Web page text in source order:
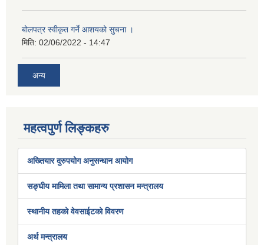
बोलपत्र स्वीकृत गर्ने आशयको सुचना ।
मिति: 02/06/2022 - 14:47
अन्य
महत्वपुर्ण लिङ्कहरु
अख्तियार दुरुपयोग अनुसन्धान आयोग
सङ्घीय मामिला तथा सामान्य प्रशासन मन्त्रालय
स्थानीय तहको वेवसाईटको विवरण
अर्थ मन्त्रालय